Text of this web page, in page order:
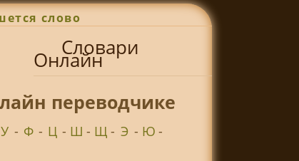
слово
Словари
Онлайн
переводчике
У - Ф - Ц - Ш - Щ- Э - Ю-